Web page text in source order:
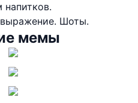
Шоты.
мемы